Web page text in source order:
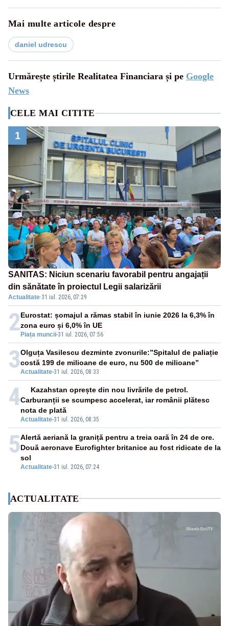
Mai multe articole despre
daniel udrescu
Urmărește știrile Realitatea Financiara și pe Google
News
CELE MAI CITITE
1
SANITAS: Niciun scenariu favorabil pentru angajații
din sănătate în proiectul Legii salarizării
Actualitate·31 iul. 2026, 07:29
2Piața muncii-31 iul. 2026, 07:56
Eurostat: șomajul a rămas stabil în iunie 2026 la 6,3% în
zona euro și 6,0% în UE
3Actualitate-31 iul. 2026, 08:33
Olguța Vasilescu dezminte zvonurile:”Spitalul de paliație
costă 199 de milioane de euro, nu 500 de milioane”
4
Actualitate-31 iul. 2026, 08:35
Kazahstan oprește din nou livrările de petrol.
Carburanții se scumpesc accelerat, iar românii plătesc
nota de plată
5
Actualitate-31 iul. 2026, 07:24
Alertă aeriană la graniță pentru a treia oară în 24 de ore.
Două aeronave Eurofighter britanice au fost ridicate de la
sol
ACTUALITATE